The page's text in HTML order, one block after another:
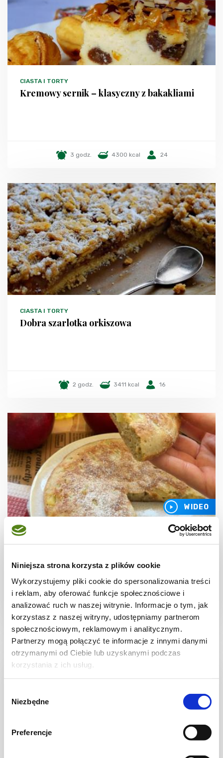
Niniejsza strona korzysta z plików cookie
Wykorzystujemy pliki cookie do spersonalizowania treści
i reklam, aby oferować funkcje społecznościowe i
analizować ruch w naszej witrynie. Informacje o tym, jak
korzystasz z naszej witryny, udostępniamy partnerom
społecznościowym, reklamowym i analitycznym.
Partnerzy mogą połączyć te informacje z innymi danymi
otrzymanymi od Ciebie lub uzyskanymi podczas
korzystania z ich usług.
zgody
Niezbędne
Preferencje
CIASTA I TORTY
Kremowy sernik – klasyczny z bakakliami
3 godz. 4300 kcal 24
CIASTA I TORTY
Dobra szarlotka orkiszowa
2 godz. 3411 kcal 16
WIDEO
10 min. 568 kcal 1